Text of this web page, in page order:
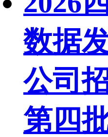
数据
公司
第四